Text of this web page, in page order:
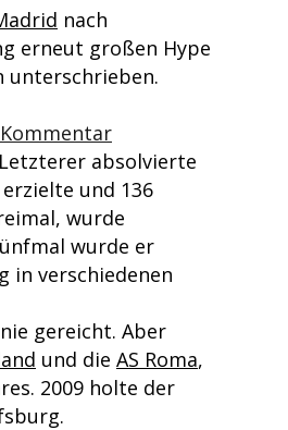
nach
erneut großen Hype
unterschrieben.
absolvierte
und 136
wurde
wurde er
in verschiedenen
gereicht. Aber
und die AS Roma,
2009 holte der